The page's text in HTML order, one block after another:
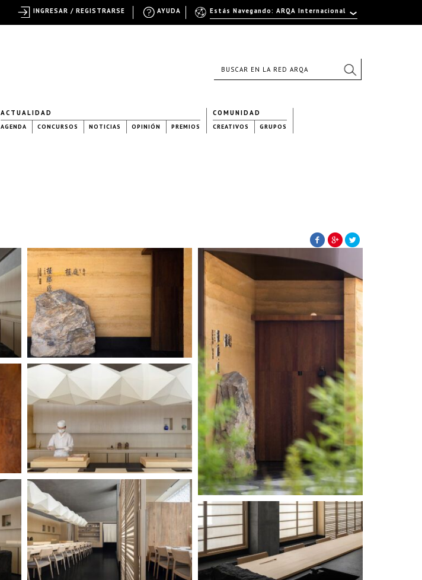
ACTUALIDAD
AGENDA CONCURSOS NOTICIAS OPINIÓN PREMIOS
COMUNIDAD
CREATIVOS GRUPOS
Estás Navegando: ARQA Internacional
AYUDA
INGRESAR / REGISTRARSE